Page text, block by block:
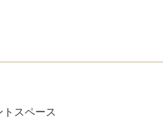
スペース